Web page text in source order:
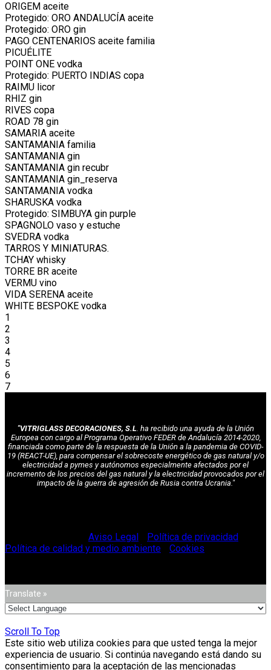
ORIGEM aceite
Protegido: ORO ANDALUCÍA aceite
Protegido: ORO gin
PAGO CENTENARIOS aceite familia
PICUÉLITE
POINT ONE vodka
Protegido: PUERTO INDIAS copa
RAIMU licor
RHIZ gin
RIVES copa
ROAD 78 gin
SAMARIA aceite
SANTAMANIA familia
SANTAMANIA gin
SANTAMANIA gin recubr
SANTAMANIA gin_reserva
SANTAMANIA vodka
SHARUSKA vodka
Protegido: SIMBUYA gin purple
SPAGNOLO vaso y estuche
SVEDRA vodka
TARROS Y MINIATURAS.
TCHAY whisky
TORRE BR aceite
VERMU vino
VIDA SERENA aceite
WHITE BESPOKE vodka
1
2
3
4
5
6
7
"VITRIGLASS DECORACIONES, S.L. ha recibido una ayuda de la Unión
Europea con cargo al Programa Operativo FEDER de Andalucía 2014-2020,
financiada como parte de la respuesta de la Unión a la pandemia de COVID-
19 (REACT-UE), para compensar el sobrecoste energético de gas natural y/o
electricidad a pymes y autónomos especialmente afectados por el
incremento de los precios del gas natural y la electricidad provocados por el
impacto de la guerra de agresión de Rusia contra Ucrania."
Aviso Legal Política de privacidad
Política de calidad y medio ambiente
Cookies
Translate »
Scroll To Top
Este sitio web utiliza cookies para que usted tenga la mejor
experiencia de usuario. Si continúa navegando está dando su
consentimiento para la aceptación de las mencionadas